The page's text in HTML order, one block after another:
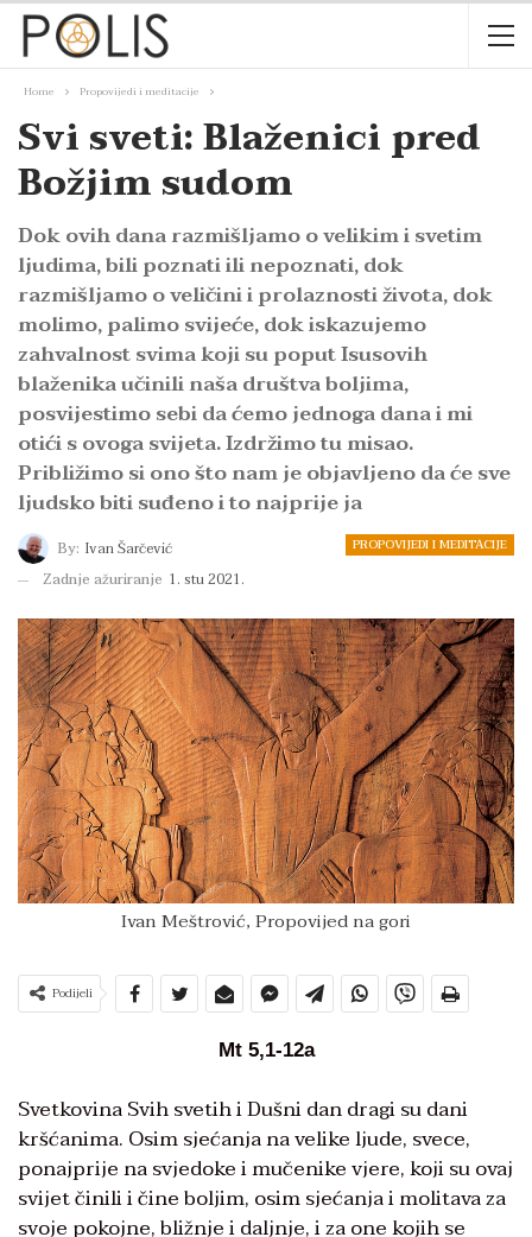
Home Propovijedi i meditacije
Svi sveti: Blaženici pred
Božjim sudom
Dok ovih dana razmišljamo o velikim i svetim
ljudima, bili poznati ili nepoznati, dok
razmišljamo o veličini i prolaznosti života, dok
molimo, palimo svijeće, dok iskazujemo
zahvalnost svima koji su poput Isusovih
blaženika učinili naša društva boljima,
posvijestimo sebi da ćemo jednoga dana i mi
otići s ovoga svijeta. Izdržimo tu misao.
Približimo si ono što nam je objavljeno da će sve
ljudsko biti suđeno i to najprije ja
PROPOVIJEDI I MEDITACIJE
By: Ivan Šarčević
Zadnje ažuriranje 1. stu 2021.
Ivan Meštrović, Propovijed na gori
Podijeli
Mt 5,1-12a
Svetkovina Svih svetih i Dušni dan dragi su dani
kršćanima. Osim sjećanja na velike ljude, svece,
ponajprije na svjedoke i mučenike vjere, koji su ovaj
svijet činili i čine boljim, osim sjećanja i molitava za
svoje pokojne, bližnje i daljnje, i za one kojih se